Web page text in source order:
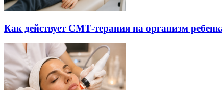
Как действует СМТ-терапия на организм